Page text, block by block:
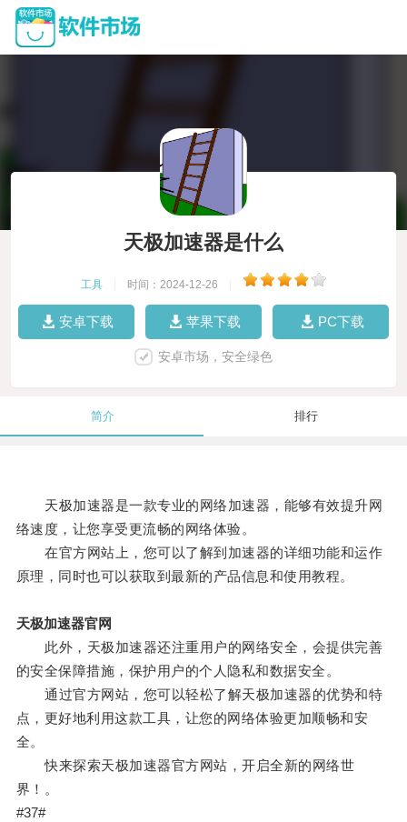
天极加速器是什么
工具 时间：2024-12-26
安卓下载 苹果下载 PC下载
安卓市场，安全绿色
简介 排行
天极加速器是一款专业的网络加速器，能够有效提升网
络速度，让您享受更流畅的网络体验。
在官方网站上，您可以了解到加速器的详细功能和运作
原理，同时也可以获取到最新的产品信息和使用教程。
天极加速器官网
此外，天极加速器还注重用户的网络安全，会提供完善
的安全保障措施，保护用户的个人隐私和数据安全。
通过官方网站，您可以轻松了解天极加速器的优势和特
点，更好地利用这款工具，让您的网络体验更加顺畅和安
全。
快来探索天极加速器官方网站，开启全新的网络世
界！。
#37#